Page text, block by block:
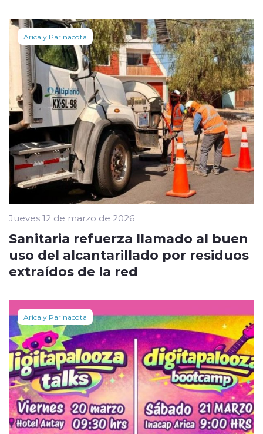
Arica y Parinacota
Jueves 12 de marzo de 2026
Sanitaria refuerza llamado al buen
uso del alcantarillado por residuos
extraídos de la red
Arica y Parinacota